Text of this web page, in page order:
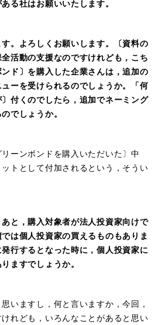
る社はお願いいたします。
。よろしくお願いします。〔資料の
全活動の支援なのですけれども，こち
ド〕を購入した企業さんは，追加の
ーを受けられるのでしょうか。「何
付くのでしたら，追加でネーミング
でしょうか。
ーンボンドを購入いただいた〕中
トとして付加されるという，そうい
と，購入対象者が法人投資家向けで
は個人投資家の買えるものもありま
行するとなった時に，個人投資家に
ますでしょうか。
いますし，何と言いますか，今回，
れども，いろんなことがあると思い